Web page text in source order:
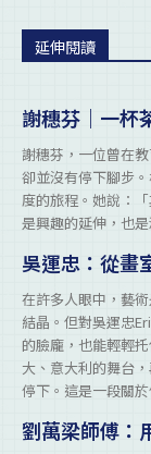
延伸閱讀
謝穗芬｜一杯
謝穗芬，一位曾在
卻並沒有停下腳步
度的旅程。她說：
是興趣的延伸，也
吳運忠：從畫
在許多人眼中，藝
結晶。但對吳運忠
的臉龐，也能輕輕
大、意大利的舞台
停下。這是一段關
劉萬梁師傅：